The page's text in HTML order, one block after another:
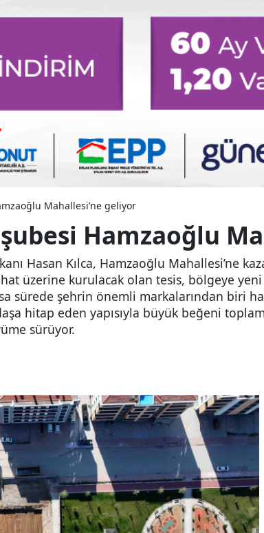
Mahallesi’ne geliyor
Hamzaoğlu
Hasan Kılca, Hamzaoğlu Mahallesi’ne
hat üzerine kurulacak olan tesis, bölgeye
sürede şehrin önemli markalarından biri
hitap eden yapısıyla büyük beğeni
sürüyor.